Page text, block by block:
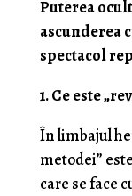
Puterea
ascunderea
spectacol
1. Ce este
În limbajul
metodei”
care se face